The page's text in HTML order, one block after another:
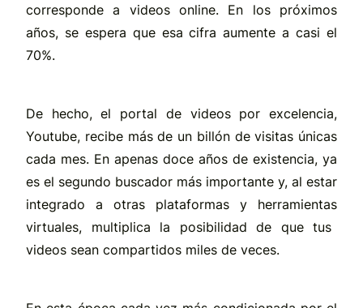
corresponde a videos online. En los próximos
años, se espera que esa cifra aumente a casi el
70%.
De hecho, el portal de videos por excelencia,
Youtube, recibe más de un billón de visitas únicas
cada mes. En apenas doce años de existencia, ya
es el segundo buscador más importante y, al estar
integrado a otras plataformas y herramientas
virtuales, multiplica la posibilidad de que tus
videos sean compartidos miles de veces.